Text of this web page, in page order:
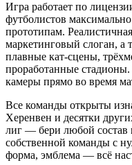
Игра работает по
футболистов
прототипам.
маркетинговый слоган, а
плавные кат-сцены,
проработанные
камеры прямо во время
Все команды открыты
Херенвен и десятки
лиг — бери любой состав
собственной команды с
форма, эмблема — всё